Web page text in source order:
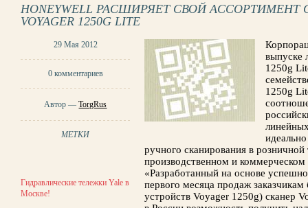
HONEYWELL РАСШИРЯЕТ СВОЙ
VOYAGER 1250G LITE
29 Мая 2012
0 комментариев
Автор —TorgRus
МЕТКИ
Гидравлические тележки Yale в
Москве!
выпуске
1250g
1250g
ручного сканирования в
производственном и коммерческом
«Разработанный на основе
первого месяца продаж
устройств Voyager 1250g) сканер